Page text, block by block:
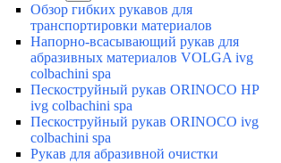
Обзор гибких рукавов для
транспортировки материалов
Напорно-всасывающий рукав для
абразивных материалов VOLGA ivg
colbachini spa
Пескоструйный рукав ORINOCO HP
ivg colbachini spa
Пескоструйный рукав ORINOCO ivg
colbachini spa
Рукав для абразивной очистки